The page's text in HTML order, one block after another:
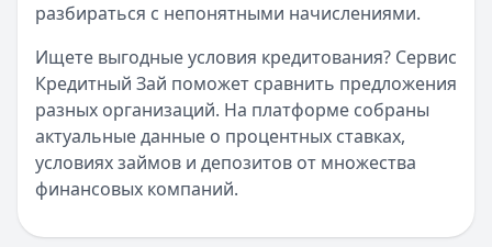
разбираться с непонятными начислениями.
Ищете выгодные условия кредитования? Сервис
Кредитный Зай поможет сравнить предложения
разных организаций. На платформе собраны
актуальные данные о процентных ставках,
условиях займов и депозитов от множества
финансовых компаний.